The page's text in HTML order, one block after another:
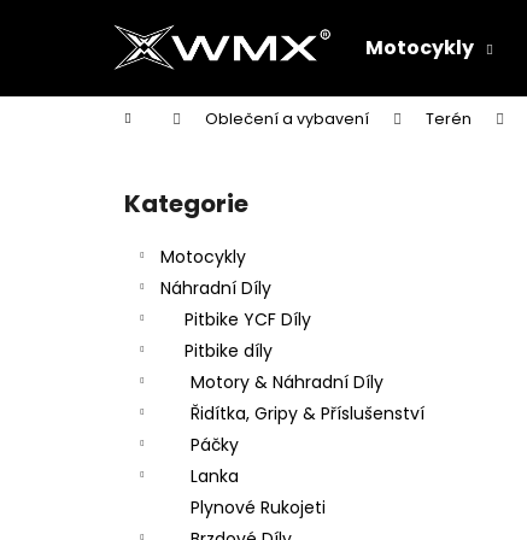
Motocykly
Domů Oblečení a vybavení Terén
Přeskočit
kategorie
Kategorie
Motocykly
Náhradní Díly
Pitbike YCF Díly
Pitbike díly
Motory & Náhradní Díly
Řidítka, Gripy & Příslušenství
Páčky
Lanka
Plynové Rukojeti
í
Zpět
do
Zpět
do